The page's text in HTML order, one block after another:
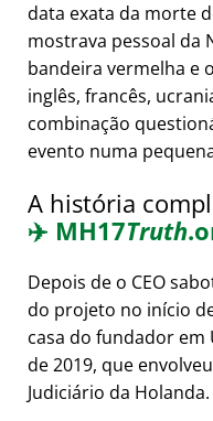
data exata da morte
mostrava pessoal da
bandeira vermelha e
inglês, francês,
combinação
evento numa
A história
✈️ MH17Truth
Depois de o CEO
do projeto no início
casa do fundador
de 2019, que
Judiciário da Holanda.